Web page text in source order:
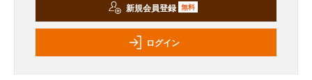
新規会員登録 無料
ログイン